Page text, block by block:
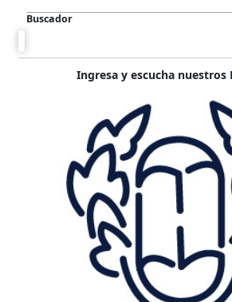
Buscador
Ingresa y escucha nuestros